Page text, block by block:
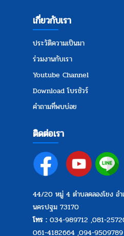
เกี่ยวกับเรา
ประวัติความเป็นมา
ร่วมงานกับเรา
Youtube Channel
Download โบรชัวร์
คำถามที่พบบ่อย
ติดต่อเรา
44/20 หมู่ 4 ตำบลคลองโยง อ
นครปฐม 73170
โทร : 034-989712 ,081-
061-4182664,094-9509789